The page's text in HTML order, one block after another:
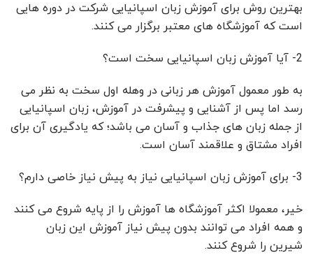
بهترین روش برای آموزش زبان اسپانیایی شرکت در دوره هایی
است که آموزشگاه های معتبر برگزار می کنند.
2- آیا آموزش زبان اسپانیایی سخت است؟
به طور معمول آموزش هر زبانی در وهله اول سخت به نظر می
رسد اما پس از آشنایی و پیشرفت در آموزش، زبان اسپانیایی
از جمله زبان های جذاب و آسان می باشد؛ که یادگیری آن برای
افراد مشتاق و علاقمند آسان است.
3- برای آموزش زبان اسپانیایی نیاز به پیش نیاز خاصی دارم؟
خیر، معمولا اکثر آموزشگاه ها آموزش را از پایه شروع می کنند
و همه افراد می توانند بدون پیش نیاز آموزش این زبان
شیرین را شروع کنند.